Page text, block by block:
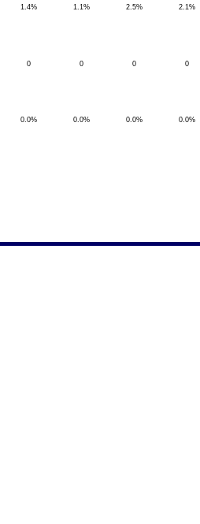
1.4% 1.1% 2.5% 2.1%
0 0 0 0
0.0% 0.0% 0.0% 0.0%